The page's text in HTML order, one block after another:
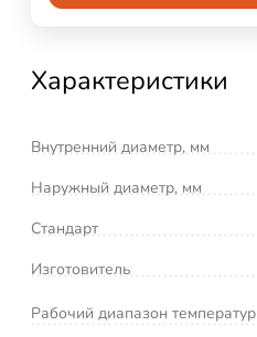
Характеристики
Внутренний диаметр, мм
Наружный диаметр, мм
Стандарт
Изготовитель
Рабочий диапазон температур